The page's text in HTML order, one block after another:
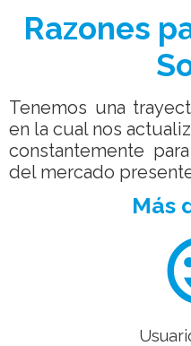
Razones
Tenemos una
en la cual nos
constantemente
del mercado
Más